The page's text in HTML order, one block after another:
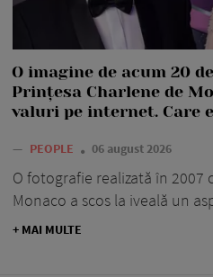
O imagine de acum 20
Prințesa Charlene de
valuri pe internet. Care
— PEOPLE 06 august 2026
O fotografie realizată în 2007
Monaco a scos la iveală un
+ MAI MULTE